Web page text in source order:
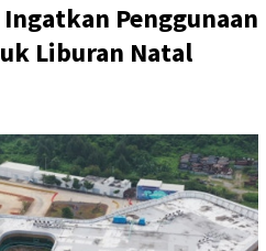
Ingatkan Penggunaan
Liburan Natal